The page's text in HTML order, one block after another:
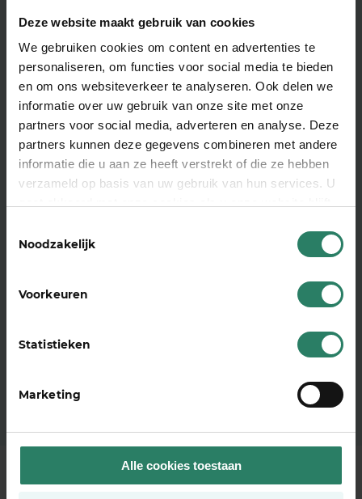
Deze website maakt gebruik van cookies
We gebruiken cookies om content en advertenties te
personaliseren, om functies voor social media te bieden
en om ons websiteverkeer te analyseren. Ook delen we
informatie over uw gebruik van onze site met onze
partners voor social media, adverteren en analyse. Deze
partners kunnen deze gegevens combineren met andere
informatie die u aan ze heeft verstrekt of die ze hebben
verzameld op basis van uw gebruik van hun services. U
Noodzakelijk
Voorkeuren
Statistieken
Marketing
Alle cookies toestaan
Lekker blijven ondernemen, dát is ons motto.
Mentaal gezond zijn is daar de basis voor. Daarom
hebben wij en FiveSteps de handen
ineengeslagen om je daarbij te helpen. FiveSteps
geeft je via hun platform veel tools om op een
leuke manier aan je mentale veerkracht te
werken.
Adviseur Werkvermogen bij SharePeople. Hij
verder helpt en wat de voordelen zijn voor jou als
Lees meer